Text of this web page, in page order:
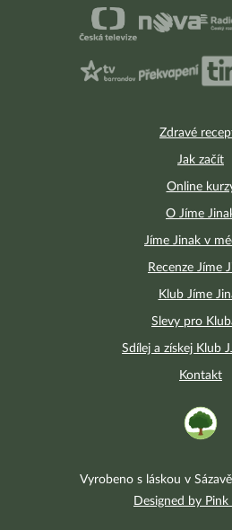
Zdravé
Jak začít
Online
O Jíme
Jíme Jinak v
Recenze Jíme
Klub Jíme
Slevy pro
Sdílej a získej Klub
Kontakt
Vyrobeno s láskou v
Designed by